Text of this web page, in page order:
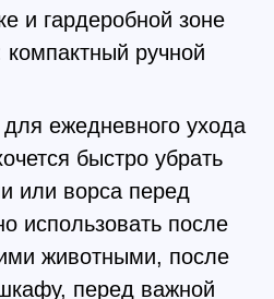
и гардеробной зоне
ручной
ежедневного ухода
быстро убрать
или ворса перед
использовать после
животными, после
перед важной